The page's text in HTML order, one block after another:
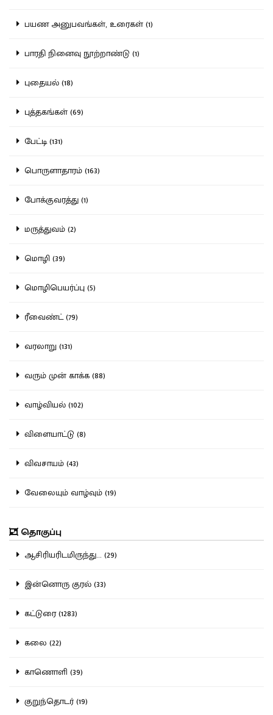
பயண அனுபவங்கள், உரைகள் (1)
பாரதி நினைவு நூற்றாண்டு (1)
புதையல் (18)
புத்தகங்கள் (69)
பேட்டி (131)
பொருளாதாரம் (163)
போக்குவரத்து (1)
மருத்துவம் (2)
மொழி (39)
மொழிபெயர்ப்பு (5)
ரீவைண்ட் (79)
வரலாறு (131)
வரும் முன் காக்க (88)
வாழ்வியல் (102)
விளையாட்டு (8)
விவசாயம் (43)
வேலையும் வாழ்வும் (19)
தொகுப்பு
ஆசிரியரிடமிருந்து... (29)
இன்னொரு குரல் (33)
கட்டுரை (1283)
கலை (22)
காணொளி (39)
குறுந்தொடர் (19)